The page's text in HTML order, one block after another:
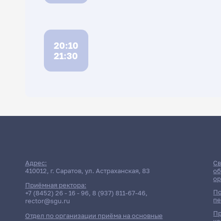
20:10
21:30
Адрес:
410012, г. Саратов, ул. Астраханская, 83
Приёмная ректора:
+7 (8452) 26 - 16 - 96, 8 (937) 811-67-46,
rector@sgu.ru
Отдел по организации приёма на основные